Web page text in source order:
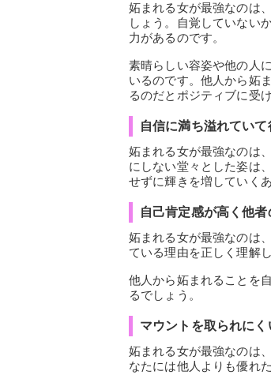
妬まれる女が最強なのは、
しょう。自覚していない
力があるのです。
素晴らしい容姿や他の人
いるのです。他人から妬
るのだとポジティブに受
自信に満ち溢れていて
妬まれる女が最強なのは、
にしない堂々とした姿は
せずに輝きを増していく
自己肯定感が高く他
妬まれる女が最強なのは、
ている理由を正しく理解
他人から妬まれることを
るでしょう。
マウントを取られにく
妬まれる女が最強なのは、
なたには他人よりも優れ